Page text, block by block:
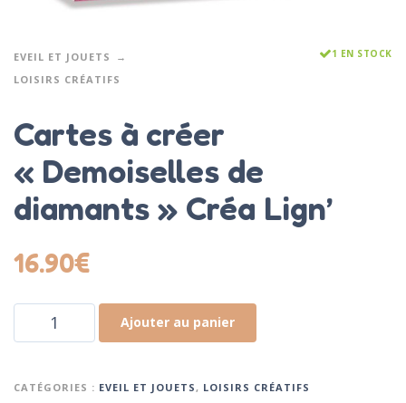
EVEIL ET JOUETS
LOISIRS CRÉATIFS
1 EN STOCK
Cartes à créer
« Demoiselles de
diamants » Créa Lign’
16.90€
Ajouter au panier
CATÉGORIES : EVEIL ET JOUETS, LOISIRS CRÉATIFS